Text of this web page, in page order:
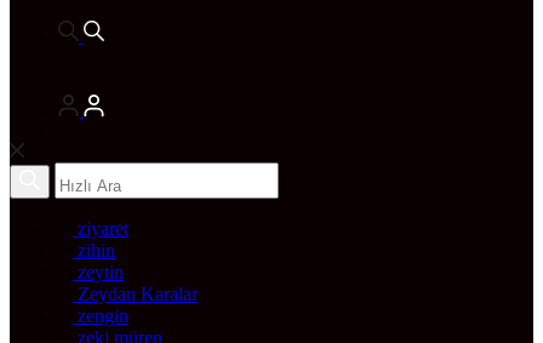
ziyaret
zihin
zeytin
Zeydan Karalar
zengin
zeki müren